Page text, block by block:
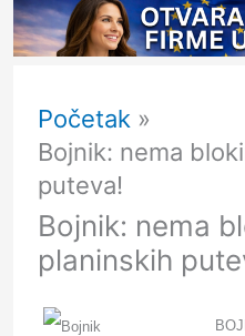
Početak
Bojnik: nema
puteva!
Bojnik: nema
planinskih